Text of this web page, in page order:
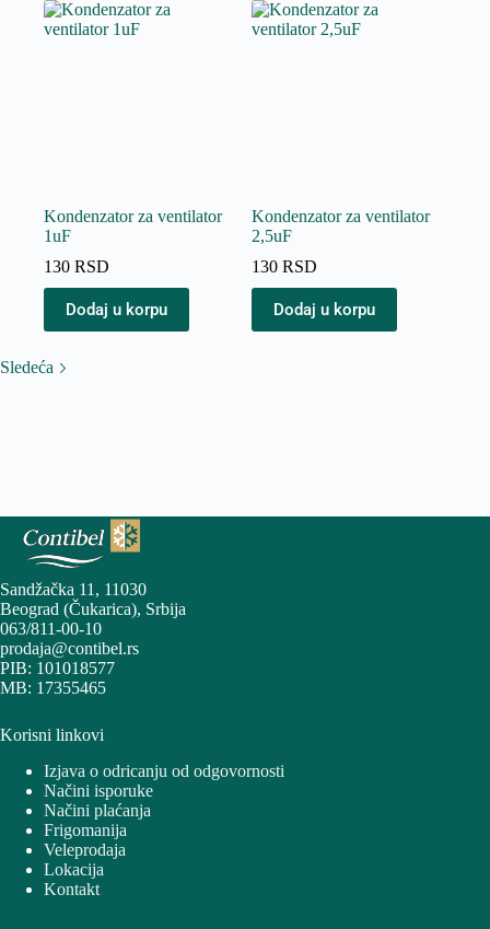
Kondenzator za ventilator
1uF
130 RSD
Dodaj u korpu
Kondenzator za ventilator
2,5uF
130 RSD
Dodaj u korpu
Sledeća
Sandžačka 11, 11030
Beograd (Čukarica), Srbija
063/811-00-10
prodaja@contibel.rs
PIB: 101018577
MB: 17355465
Korisni linkovi
Izjava o odricanju od odgovornosti
Načini isporuke
Načini plaćanja
Frigomanija
Veleprodaja
Lokacija
Kontakt